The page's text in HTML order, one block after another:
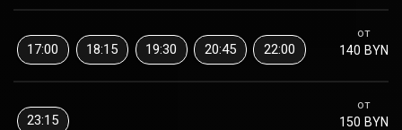
от
140 BYN
17:00 18:15 19:30 20:45 22:00
от
150 BYN
23:15